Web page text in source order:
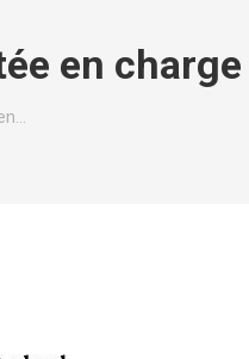
en charge